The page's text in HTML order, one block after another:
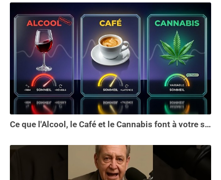
Ce que l'Alcool, le Café et le Cannabis font à votre sommeil vous choquera